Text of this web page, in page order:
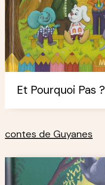
Et Pourquoi Pas ?
contes de Guyanes